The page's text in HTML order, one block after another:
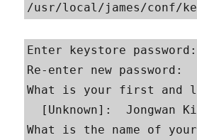
/usr/local/james/conf/
Enter keystore password:
Re-enter new password:
What is your first and
What is the name of your